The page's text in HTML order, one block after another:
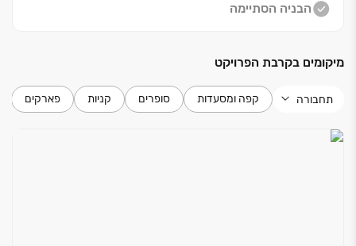
לפארק ההייטק, מוסדות חינוך ושירותי קהילה, מוסדות חינוך
שירות שאין לאחרים ‏– אודות אדמס
בעולם שבו הכל נראה אותו דבר. בניינים דומים, תוכניות
משוכפלות אדמס מציעה אלטרנטיבה אמיתית. אדמס הינה
הבניה הסתיימה
מיקומים בקרבת הפרויקט
תחבורה קפה ומסעדות סופרים קניות פארקים